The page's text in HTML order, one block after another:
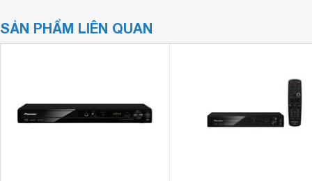
SẢN PHẨM LIÊN QUAN